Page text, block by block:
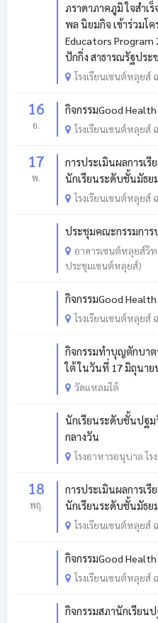
ภราดาภาคภูมิ ใจสำเ
พล นิยมกิจ เข้าร่วมโค
Educators Program
ปักกิ่ง สาธารณรัฐปร
โรงเรียนเซนต์หลุยส์
16
อ.
กิจกรรมGood
โรงเรียนเซนต์หลุยส์
17
พ.
การประเมินผลการเ
นักเรียนระดับชั้นมัธ
โรงเรียนเซนต์หลุยส์
ประชุมคณะกรรมการ
อาคารเซนต์หลุยส์วิท
ประชุมเซนต์หลุยส์)
กิจกรรมGood
โรงเรียนเซนต์หลุยส์
กิจกรรมทำบุญตักบาต
ใต้ ในวันที่ 17 มิถุนาย
วัดแหลมใต้
นักเรียนระดับชั้นปฐ
กลางวัน
โรงอาหารอนุบาล โร
18
พฤ.
การประเมินผลการเ
นักเรียนระดับชั้นมัธย
โรงเรียนเซนต์หลุยส์
กิจกรรมGood
โรงเรียนเซนต์หลุยส์
กิจกรรมสภานักเรียน